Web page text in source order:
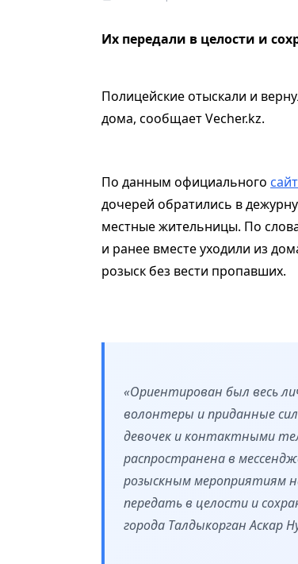
Их передали в целости и
Полицейские отыскали и
дома, сообщает Vecher.kz.
По данным официального
дочерей обратились в
местные жительницы. По
и ранее вместе уходили из
розыск без вести пропавших.
«Ориентирован был весь
волонтеры и приданные
девочек и контактными
распространена в
розыскным мероприятиям
передать в целости и
города Талдыкорган Аскар